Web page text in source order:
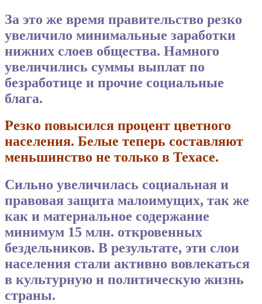
За это же время правительство резко
увеличило минимальные заработки
нижних слоев общества. Намного
увеличились суммы выплат по
безработице и прочие социальные
блага.
Резко повысился процент цветного
населения. Белые теперь составляют
меньшинство не только в Техасе.
Сильно увеличилась социальная и
правовая защита малоимущих, так же
как и материальное содержание
минимум 15 млн. откровенных
бездельников. В результате, эти слои
населения стали активно вовлекаться
в культурную и политическую жизнь
страны.